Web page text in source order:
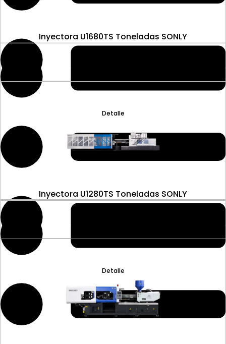
Detalle
Inyectora U1680TS Toneladas SONLY
Detalle
Inyectora U1280TS Toneladas SONLY